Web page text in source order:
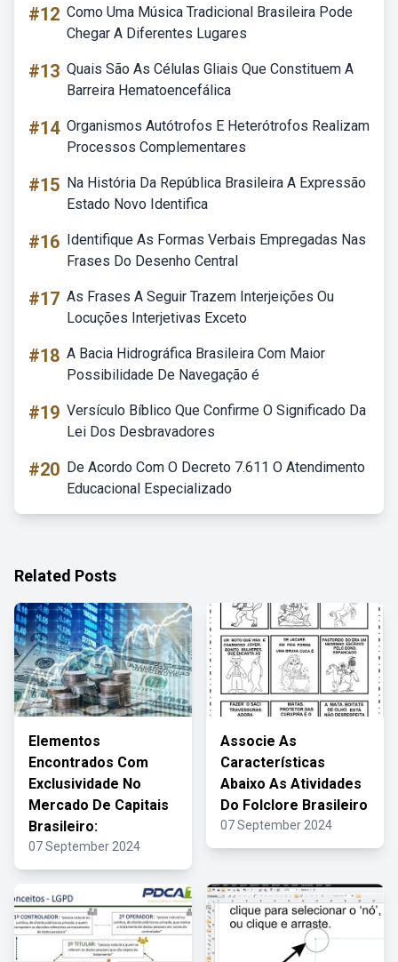
#12 Como Uma Música Tradicional Brasileira Pode
Chegar A Diferentes Lugares
#13 Quais São As Células Gliais Que Constituem A
Barreira Hematoencefálica
#14 Organismos Autótrofos E Heterótrofos Realizam
Processos Complementares
#15 Na História Da República Brasileira A Expressão
Estado Novo Identifica
#16 Identifique As Formas Verbais Empregadas Nas
Frases Do Desenho Central
#17 As Frases A Seguir Trazem Interjeições Ou
Locuções Interjetivas Exceto
#18 A Bacia Hidrográfica Brasileira Com Maior
Possibilidade De Navegação é
#19 Versículo Bíblico Que Confirme O Significado Da
Lei Dos Desbravadores
#20 De Acordo Com O Decreto 7.611 O Atendimento
Educacional Especializado
Related Posts
Elementos
Encontrados Com
Exclusividade No
Mercado De Capitais
Brasileiro:
07 September 2024
Associe As
Características
Abaixo As Atividades
Do Folclore Brasileiro
07 September 2024